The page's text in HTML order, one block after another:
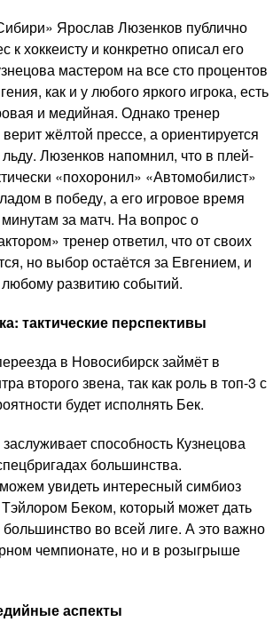
Ярослав Люзенков публично
к хоккеисту и конкретно описал его
мастером на все сто процентов
как и у любого яркого игрока, есть
и медийная. Однако тренер
жёлтой прессе, а ориентируется
льду. Люзенков напомнил, что в плей-
«похоронил» «Автомобилист»
в победу, а его игровое время
за матч. На вопрос о
тренер ответил, что от своих
но выбор остаётся за Евгением, и
развитию событий.
тактические перспективы
в Новосибирск займёт в
второго звена, так как роль в топ-3 с
будет исполнять Бек.
способность Кузнецова
большинства.
увидеть интересный симбиоз
Беком, который может дать
во всей лиге. А это важно
чемпионате, но и в розыгрыше
аспекты